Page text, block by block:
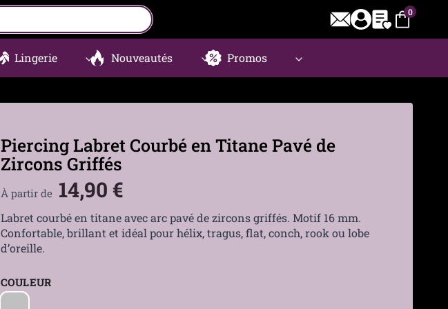
0
Lingerie Nouveautés Promos
Piercing Labret Courbé en Titane Pavé de
Zircons Griffés
À partir de 14,90 €
Labret courbé en titane avec arc pavé de zircons griffés. Motif 16 mm.
Confortable, brillant et idéal pour hélix, tragus, flat, conch, rook ou lobe
d’oreille.
COULEUR